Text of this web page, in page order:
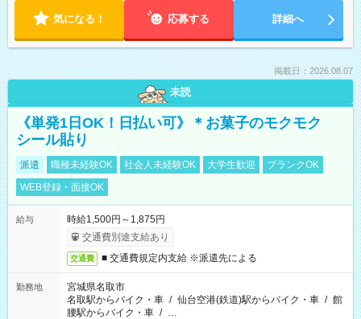
気になる！ 応募する 詳細へ
掲載日：2026.08.07
未読
《単発1日OK！日払い可》＊お菓子のモクモク
シール貼り
派遣 職種未経験OK 社会人未経験OK 大学生歓迎
ブランクOK
WEB登録・面接OK
給与
時給1,500円～1,875円
交通費別途支給あり
交通費 ■ 交通費規定内支給 ※派遣先による
勤務地
宮城県名取市
名取駅からバイク・車 / 仙台空港(鉄道)駅からバイク・車 / 館
腰駅からバイク・車 / …